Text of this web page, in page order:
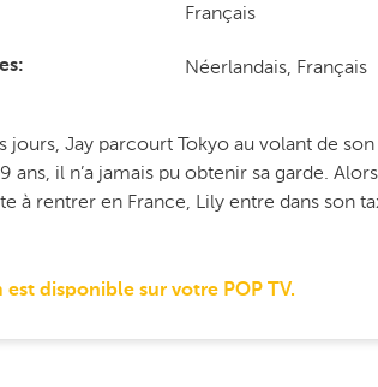
Français
Néerlandais, Français
jours, Jay parcourt Tokyo au volant de
ans, il n’a jamais pu obtenir sa garde.
à rentrer en France, Lily entre dans son
est disponible sur votre POP TV.